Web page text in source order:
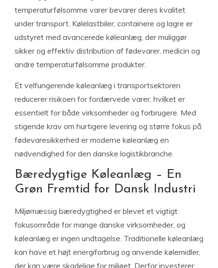
temperaturfølsomme varer bevarer deres kvalitet
under transport. Kølelastbiler, containere og lagre er
udstyret med avancerede køleanlæg, der muliggør
sikker og effektiv distribution af fødevarer, medicin og
andre temperaturfølsomme produkter.
Et velfungerende køleanlæg i transportsektoren
reducerer risikoen for fordærvede varer, hvilket er
essentielt for både virksomheder og forbrugere. Med
stigende krav om hurtigere levering og større fokus på
fødevaresikkerhed er moderne køleanlæg en
nødvendighed for den danske logistikbranche.
Bæredygtige Køleanlæg – En
Grøn Fremtid for Dansk Industri
Miljømæssig bæredygtighed er blevet et vigtigt
fokusområde for mange danske virksomheder, og
køleanlæg er ingen undtagelse. Traditionelle køleanlæg
kan have et højt energiforbrug og anvende kølemidler,
der kan være skadelige for miljøet. Derfor investerer